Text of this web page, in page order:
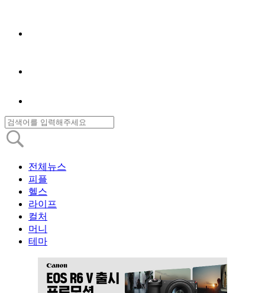
전체뉴스
피플
헬스
라이프
컬처
머니
테마